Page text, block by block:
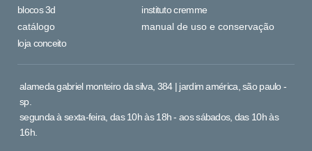
blocos 3d
catálogo
loja conceito
instituto cremme
manual de uso e conservação
alameda gabriel monteiro da silva, 384 | jardim américa, são paulo -
sp.
segunda à sexta-feira, das 10h às 18h - aos sábados, das 10h às
16h.